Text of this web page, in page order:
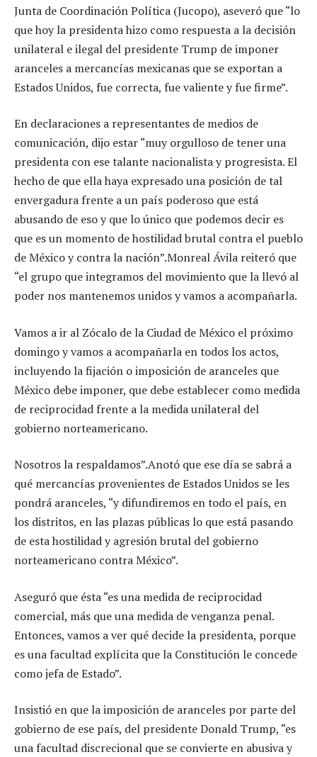
Junta de Coordinación Política (Jucopo), aseveró que “lo
que hoy la presidenta hizo como respuesta a la decisión
unilateral e ilegal del presidente Trump de imponer
aranceles a mercancías mexicanas que se exportan a
Estados Unidos, fue correcta, fue valiente y fue firme”.
En declaraciones a representantes de medios de
comunicación, dijo estar “muy orgulloso de tener una
presidenta con ese talante nacionalista y progresista. El
hecho de que ella haya expresado una posición de tal
envergadura frente a un país poderoso que está
abusando de eso y que lo único que podemos decir es
que es un momento de hostilidad brutal contra el pueblo
de México y contra la nación”.Monreal Ávila reiteró que
“el grupo que integramos del movimiento que la llevó al
poder nos mantenemos unidos y vamos a acompañarla.
Vamos a ir al Zócalo de la Ciudad de México el próximo
domingo y vamos a acompañarla en todos los actos,
incluyendo la fijación o imposición de aranceles que
México debe imponer, que debe establecer como medida
de reciprocidad frente a la medida unilateral del
gobierno norteamericano.
Nosotros la respaldamos”.Anotó que ese día se sabrá a
qué mercancías provenientes de Estados Unidos se les
pondrá aranceles, “y difundiremos en todo el país, en
los distritos, en las plazas públicas lo que está pasando
de esta hostilidad y agresión brutal del gobierno
norteamericano contra México”.
Aseguró que ésta “es una medida de reciprocidad
comercial, más que una medida de venganza penal.
Entonces, vamos a ver qué decide la presidenta, porque
es una facultad explícita que la Constitución le concede
como jefa de Estado”.
Insistió en que la imposición de aranceles por parte del
gobierno de ese país, del presidente Donald Trump, “es
una facultad discrecional que se convierte en abusiva y